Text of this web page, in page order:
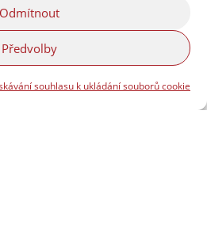
Odmítnout
Předvolby
souhlasu k ukládání souborů cookie